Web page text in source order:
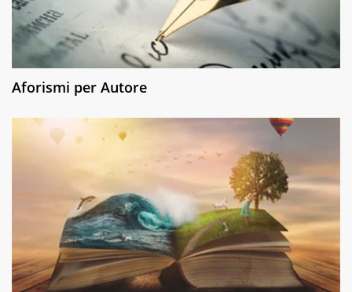
Aforismi per Autore